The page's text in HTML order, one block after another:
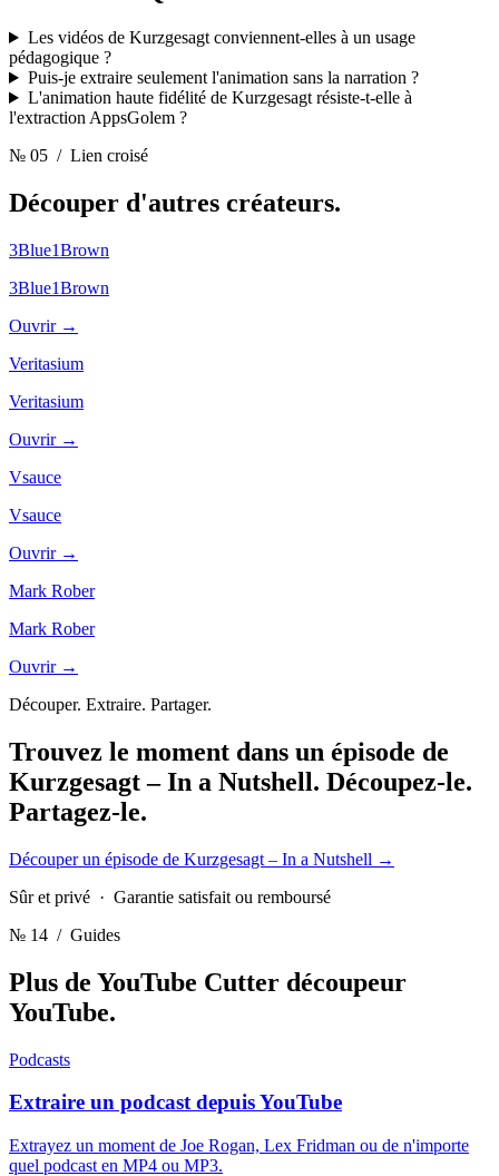
Les vidéos de Kurzgesagt conviennent-elles à un usage
pédagogique ?
Puis-je extraire seulement l'animation sans la narration ?
L'animation haute fidélité de Kurzgesagt résiste-t-elle à
l'extraction AppsGolem ?
№ 05 / Lien croisé
Découper d'autres créateurs.
3Blue1Brown
3Blue1Brown
Ouvrir →
Veritasium
Veritasium
Ouvrir →
Vsauce
Vsauce
Ouvrir →
Mark Rober
Mark Rober
Ouvrir →
Découper. Extraire. Partager.
Trouvez le moment dans un épisode de
Kurzgesagt – In a Nutshell. Découpez-le.
Partagez-le.
Découper un épisode de Kurzgesagt – In a Nutshell →
Sûr et privé · Garantie satisfait ou remboursé
№ 14 / Guides
Plus de YouTube Cutter découpeur
YouTube.
Podcasts
Extraire un podcast depuis YouTube
Extrayez un moment de Joe Rogan, Lex Fridman ou de n'importe
quel podcast en MP4 ou MP3.